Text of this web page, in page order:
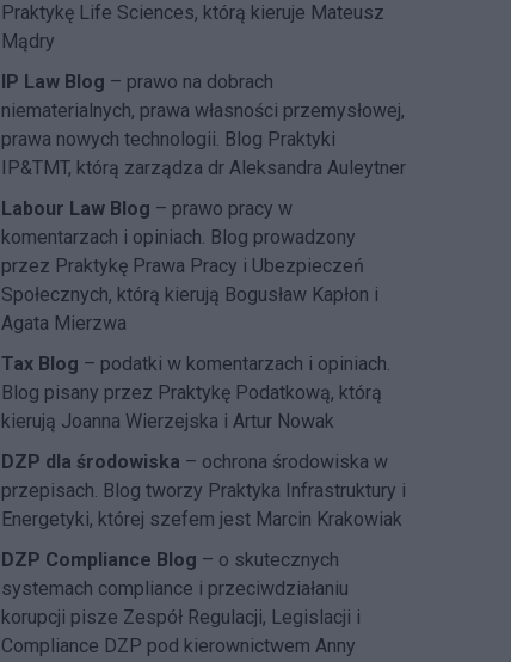
Praktykę Life Sciences, którą kieruje Mateusz
Mądry
IP Law Blog – prawo na dobrach
niematerialnych, prawa własności przemysłowej,
prawa nowych technologii. Blog Praktyki
IP&TMT, którą zarządza dr Aleksandra Auleytner
Labour Law Blog – prawo pracy w
komentarzach i opiniach. Blog prowadzony
przez Praktykę Prawa Pracy i Ubezpieczeń
Społecznych, którą kierują Bogusław Kapłon i
Agata Mierzwa
Tax Blog – podatki w komentarzach i opiniach.
Blog pisany przez Praktykę Podatkową, którą
kierują Joanna Wierzejska i Artur Nowak
DZP dla środowiska – ochrona środowiska w
przepisach. Blog tworzy Praktyka Infrastruktury i
Energetyki, której szefem jest Marcin Krakowiak
DZP Compliance Blog – o skutecznych
systemach compliance i przeciwdziałaniu
korupcji pisze Zespół Regulacji, Legislacji i
Compliance DZP pod kierownictwem Anny